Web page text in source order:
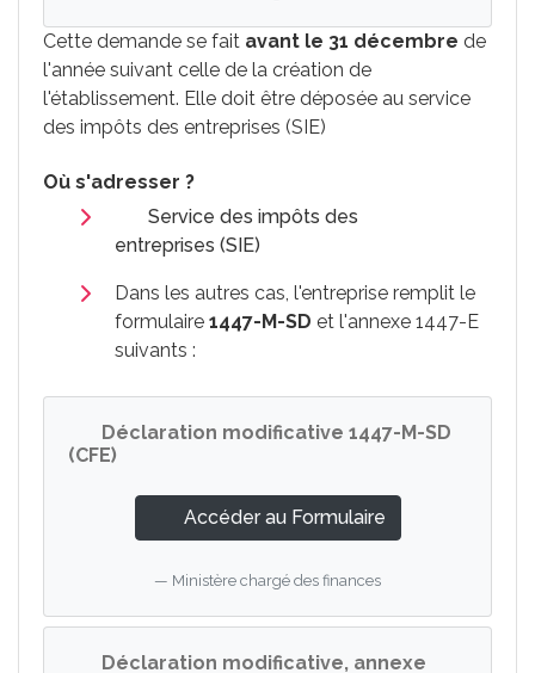
Cette demande se fait avant le 31 décembre de
l'année suivant celle de la création de
l'établissement. Elle doit être déposée au service
des impôts des entreprises (SIE)
Où s'adresser ?
Service des impôts des
entreprises (SIE)
Dans les autres cas, l'entreprise remplit le
formulaire 1447-M-SD et l'annexe 1447-E
suivants :
Déclaration modificative 1447-M-SD
(CFE)
Accéder au Formulaire
Ministère chargé des finances
Déclaration modificative, annexe